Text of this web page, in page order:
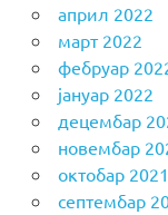
април 2022
март 2022
фебруар
јануар 2022
децембар
новембар
октобар 2021
септембар